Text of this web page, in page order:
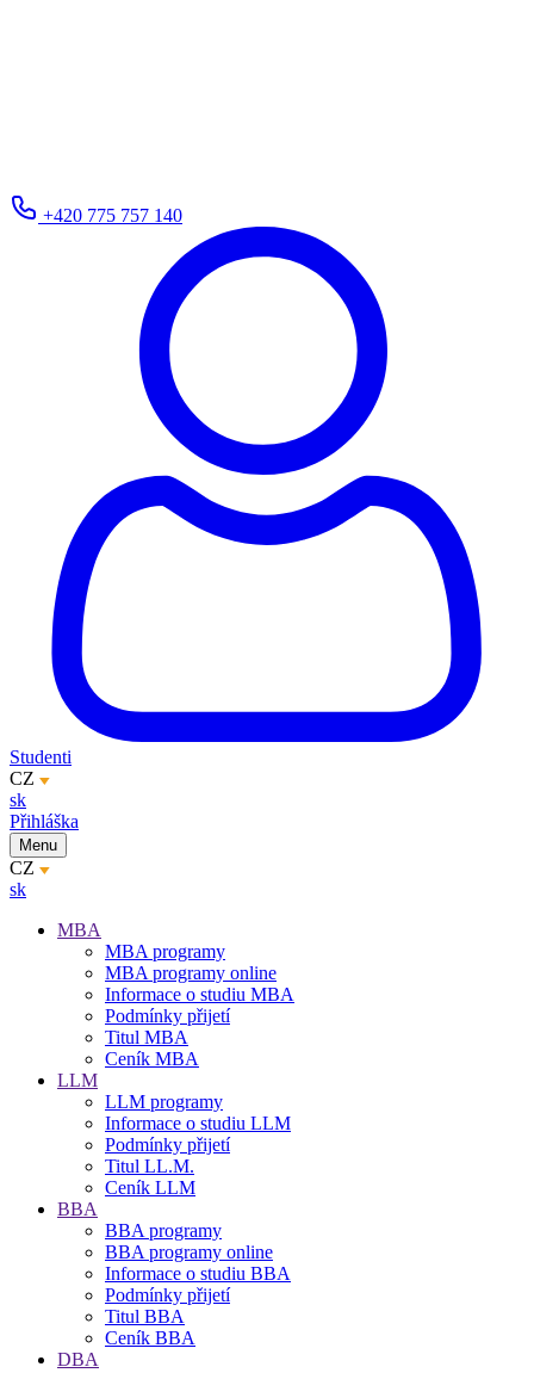
+420 775 757 140
Studenti
CZ
sk
Přihláška
Menu
CZ
sk
MBA
MBA programy
MBA programy online
Informace o studiu MBA
Podmínky přijetí
Titul MBA
Ceník MBA
LLM
LLM programy
Informace o studiu LLM
Podmínky přijetí
Titul LL.M.
Ceník LLM
BBA
BBA programy
BBA programy online
Informace o studiu BBA
Podmínky přijetí
Titul BBA
Ceník BBA
DBA